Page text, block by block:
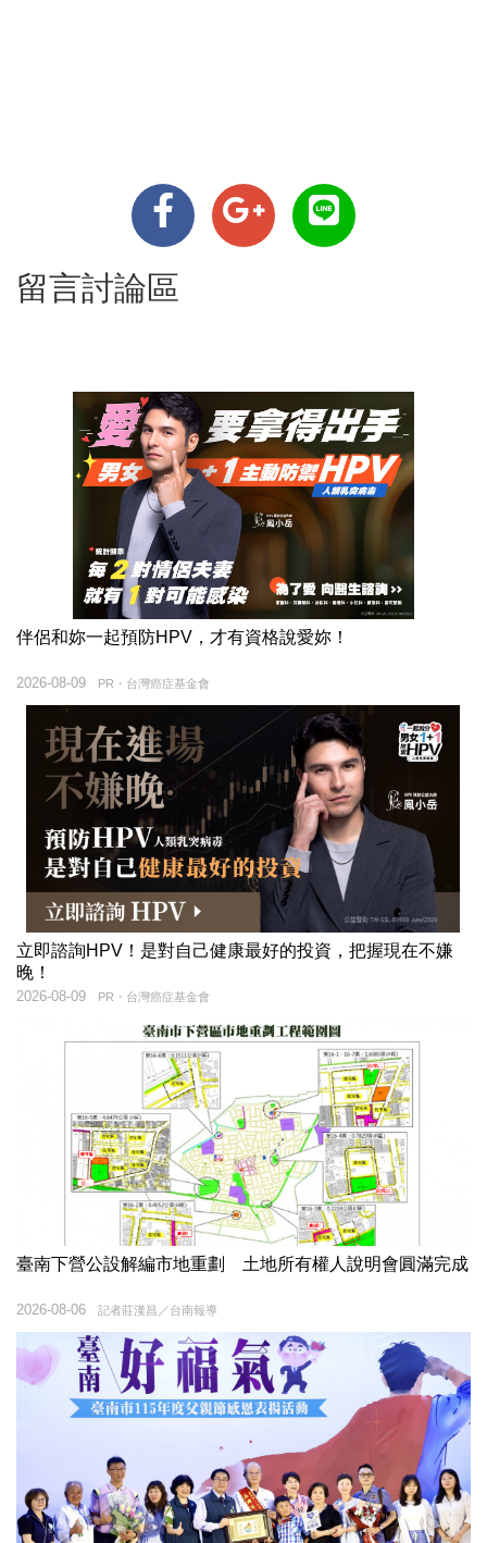
留言討論區
伴侶和妳一起預防HPV，才有資格說愛妳！
PR・台灣癌症基金會
2026-08-09
立即諮詢HPV！是對自己健康最好的投資，把握現在不嫌
晚！
PR・台灣癌症基金會
2026-08-09
臺南下營公設解編市地重劃 土地所有權人說明會圓滿完成
記者莊漢昌／台南報導
2026-08-06